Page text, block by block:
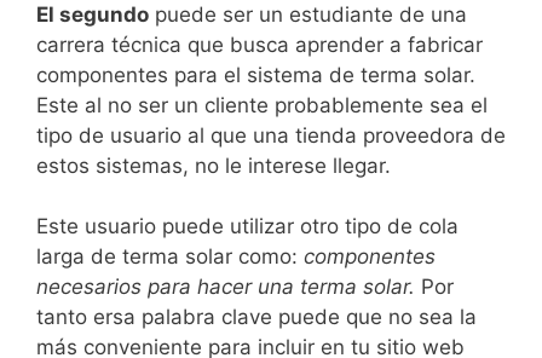
El segundo puede ser un estudiante de una
carrera técnica que busca aprender a fabricar
componentes para el sistema de terma solar.
Este al no ser un cliente probablemente sea el
tipo de usuario al que una tienda proveedora de
estos sistemas, no le interese llegar.
Este usuario puede utilizar otro tipo de cola
larga de terma solar como: componentes
necesarios para hacer una terma solar. Por
tanto ersa palabra clave puede que no sea la
más conveniente para incluir en tu sitio web